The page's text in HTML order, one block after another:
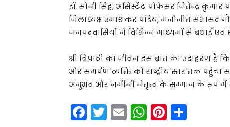
डॉ. सोनी सिंह, असिस्टेंट प्रोफेसर जितेन्द्र
जिलाध्यक्ष उमाशंकर पांडेय, मनोनीत सभासद
जनपदवासियों ने विभिन्न माध्यमों से बधाई एवं
श्री त्रिपाठी का जीवन इस बात का उदाहरण है
और समर्पण व्यक्ति को राष्ट्रीय स्तर तक
अनुभव और जमीनी नेतृत्व के सम्मान के रूप में
F T E W Pi